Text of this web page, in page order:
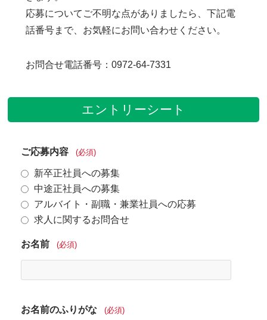
応募についてご不明な点がありましたら、下記電
話番号まで、お気軽にお問い合わせください。
お問合せ電話番号：0972-64-7331
エントリーシート
ご応募内容 (必須)
新卒正社員への募集
中途正社員への募集
アルバイト・副職・兼業社員への応募
求人に関するお問合せ
お名前 (必須)
お名前のふりがな (必須)